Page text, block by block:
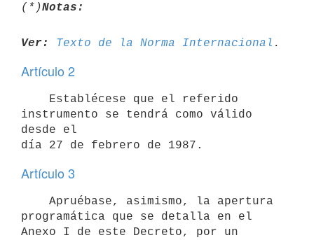
(*)Notas:
Ver: Texto de la Norma Internacional
Artículo 2
instrumento se tendrá como válido
desde el
Artículo 3
programática que se detalla en el
Anexo I de este Decreto, por un